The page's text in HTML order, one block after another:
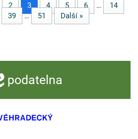
2 3 4 5 6 …
14
39 … 51 Další »
podatelna